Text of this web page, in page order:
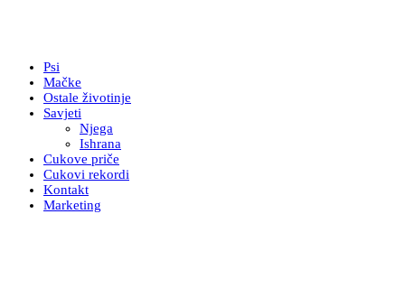
Psi
Mačke
Ostale životinje
Savjeti
Njega
Ishrana
Cukove priče
Cukovi rekordi
Kontakt
Marketing